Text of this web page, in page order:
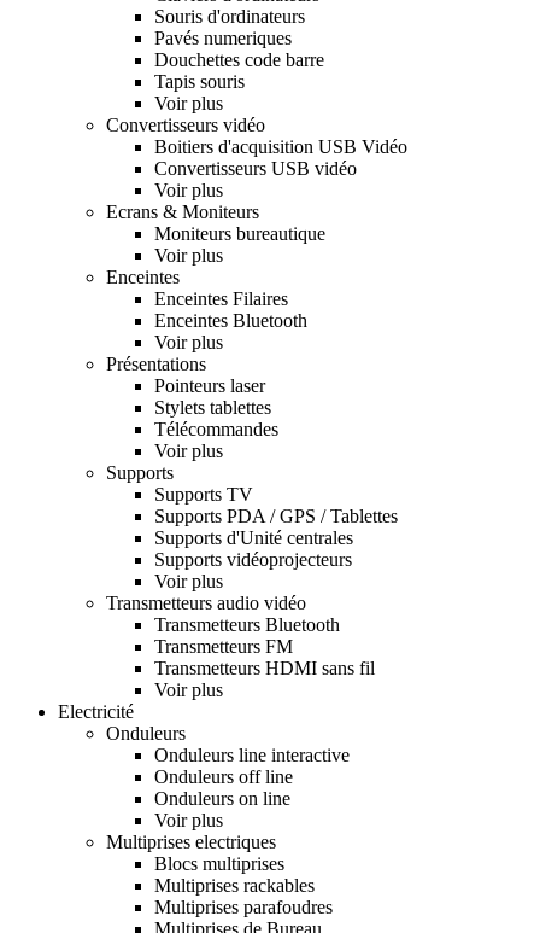
Souris d'ordinateurs
Pavés numeriques
Douchettes code barre
Tapis souris
Voir plus
Convertisseurs vidéo
Boitiers d'acquisition USB Vidéo
Convertisseurs USB vidéo
Voir plus
Ecrans & Moniteurs
Moniteurs bureautique
Voir plus
Enceintes
Enceintes Filaires
Enceintes Bluetooth
Voir plus
Présentations
Pointeurs laser
Stylets tablettes
Télécommandes
Voir plus
Supports
Supports TV
Supports PDA / GPS / Tablettes
Supports d'Unité centrales
Supports vidéoprojecteurs
Voir plus
Transmetteurs audio vidéo
Transmetteurs Bluetooth
Transmetteurs FM
Transmetteurs HDMI sans fil
Voir plus
Electricité
Onduleurs
Onduleurs line interactive
Onduleurs off line
Onduleurs on line
Voir plus
Multiprises electriques
Blocs multiprises
Multiprises rackables
Multiprises parafoudres